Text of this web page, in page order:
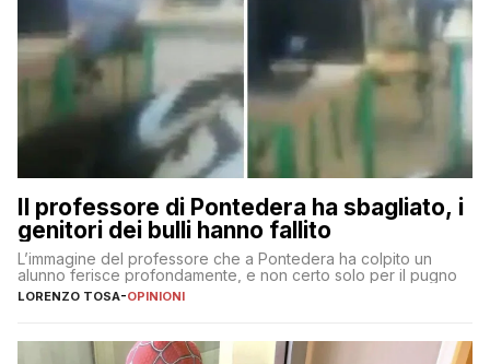
Il professore di Pontedera ha sbagliato, i
genitori dei bulli hanno fallito
L’immagine del professore che a Pontedera ha colpito un
alunno ferisce profondamente, e non certo solo per il pugno
LORENZO TOSA-OPINIONI